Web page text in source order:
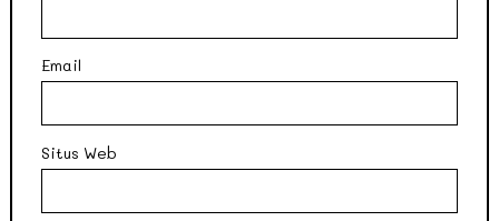
Email
Situs Web